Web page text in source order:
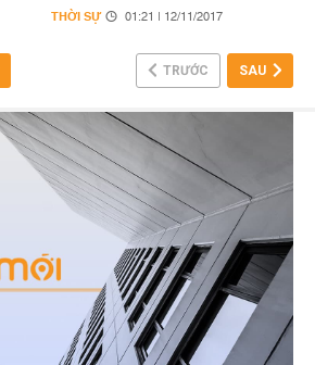
THỜI SỰ 01:21 | 12/11/2017
TRƯỚC SAU